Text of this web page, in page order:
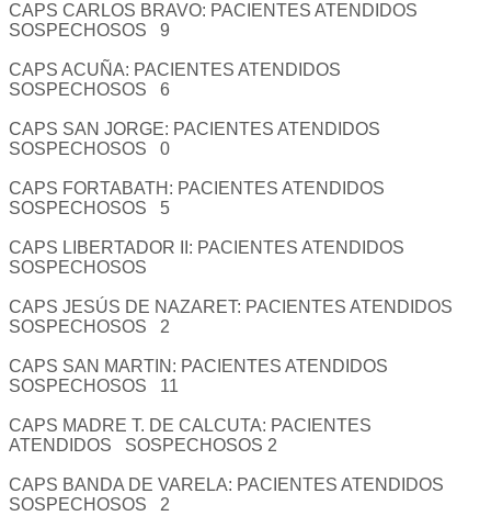
CAPS CARLOS BRAVO: PACIENTES ATENDIDOS
SOSPECHOSOS 9
CAPS ACUÑA: PACIENTES ATENDIDOS
SOSPECHOSOS 6
CAPS SAN JORGE: PACIENTES ATENDIDOS
SOSPECHOSOS 0
CAPS FORTABATH: PACIENTES ATENDIDOS
SOSPECHOSOS 5
CAPS LIBERTADOR II: PACIENTES ATENDIDOS
SOSPECHOSOS
CAPS JESÚS DE NAZARET: PACIENTES ATENDIDOS
SOSPECHOSOS 2
CAPS SAN MARTIN: PACIENTES ATENDIDOS
SOSPECHOSOS 11
CAPS MADRE T. DE CALCUTA: PACIENTES
ATENDIDOS SOSPECHOSOS 2
CAPS BANDA DE VARELA: PACIENTES ATENDIDOS
SOSPECHOSOS 2